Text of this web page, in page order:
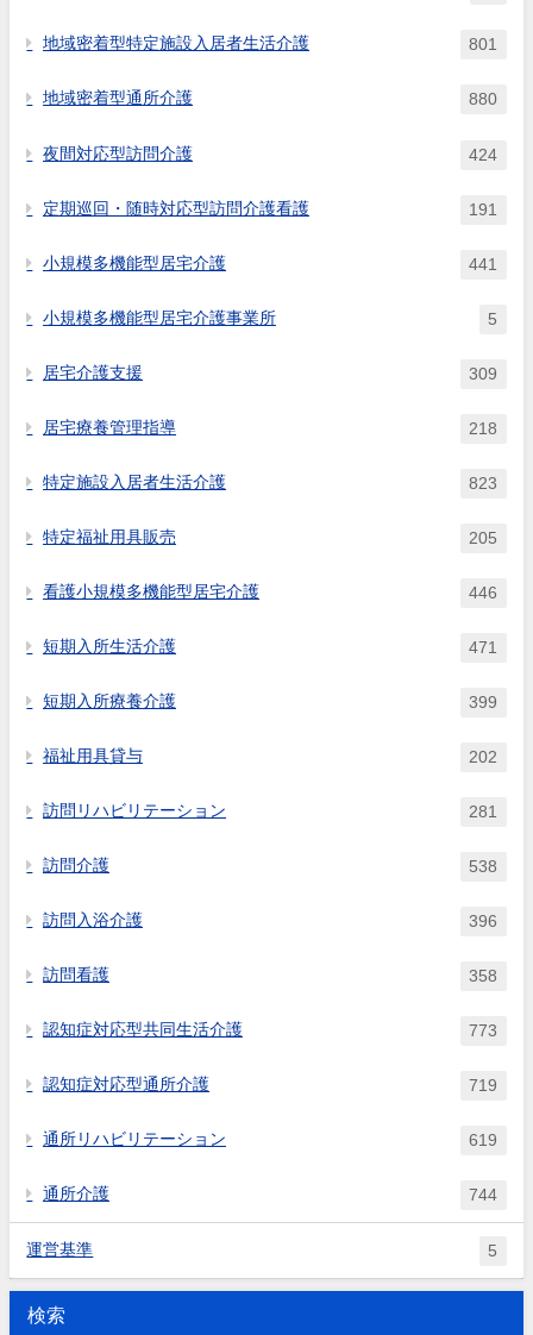
地域密着型特定施設入居者生活介護 801
地域密着型通所介護 880
夜間対応型訪問介護 424
定期巡回・随時対応型訪問介護看護 191
小規模多機能型居宅介護 441
小規模多機能型居宅介護事業所 5
居宅介護支援 309
居宅療養管理指導 218
特定施設入居者生活介護 823
特定福祉用具販売 205
看護小規模多機能型居宅介護 446
短期入所生活介護 471
短期入所療養介護 399
福祉用具貸与 202
訪問リハビリテーション 281
訪問介護 538
訪問入浴介護 396
訪問看護 358
認知症対応型共同生活介護 773
認知症対応型通所介護 719
通所リハビリテーション 619
通所介護 744
運営基準 5
検索